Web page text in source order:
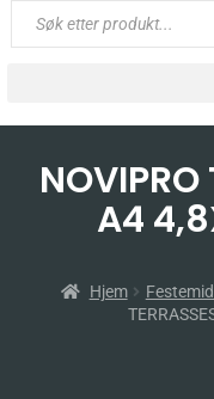
NOVIPRO
A4
Hjem